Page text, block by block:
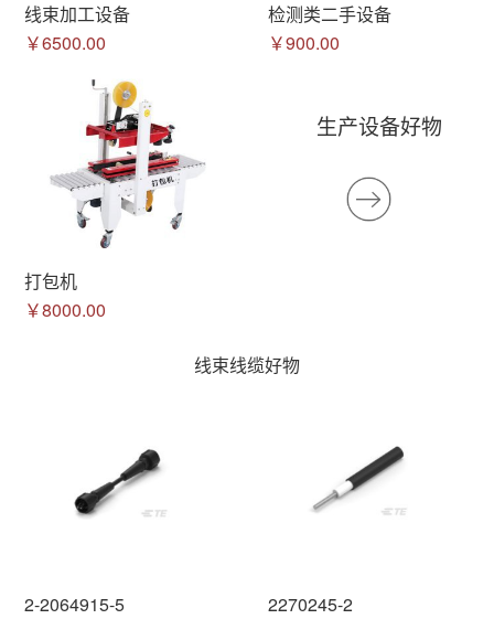
线束加工设备
￥6500.00
检测类二手设备
￥900.00
打包机
￥8000.00
生产设备好物
线束线缆好物
2-2064915-5
2270245-2